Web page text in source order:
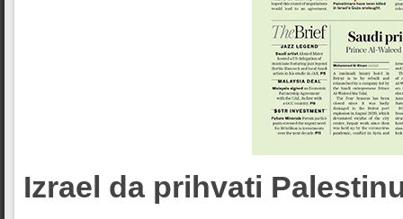
Izrael da prihvati